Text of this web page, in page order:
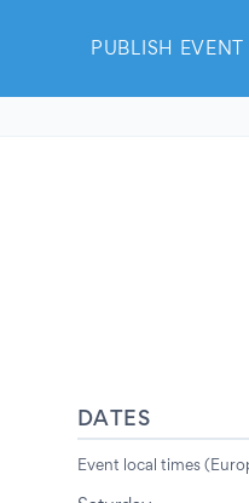
PUBLISH EVENT
DATES
Event local times